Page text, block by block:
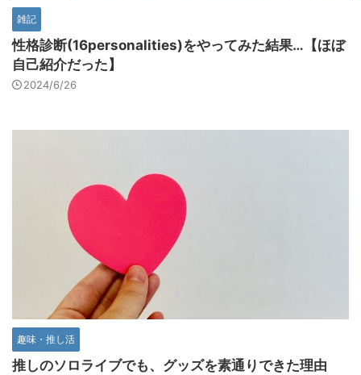
雑記
性格診断(16personalities)をやってみた結果…【ほぼ
自己紹介だった】
2024/6/26
趣味・推し活
推しのソロライブでも、グッズを素通りできた理由